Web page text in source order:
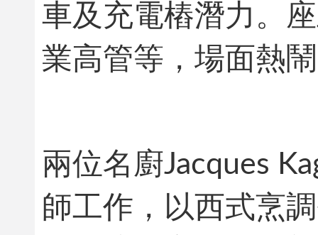
車及充電樁潛力。
業高管等，場面熱
兩位名廚Jacques
師工作，以西式烹